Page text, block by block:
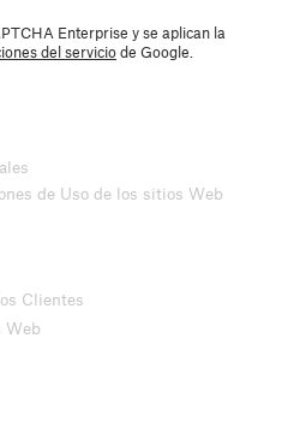
Enterprise y se aplican la
del serviciode Google.
de Uso de los sitios Web
Clientes
Web